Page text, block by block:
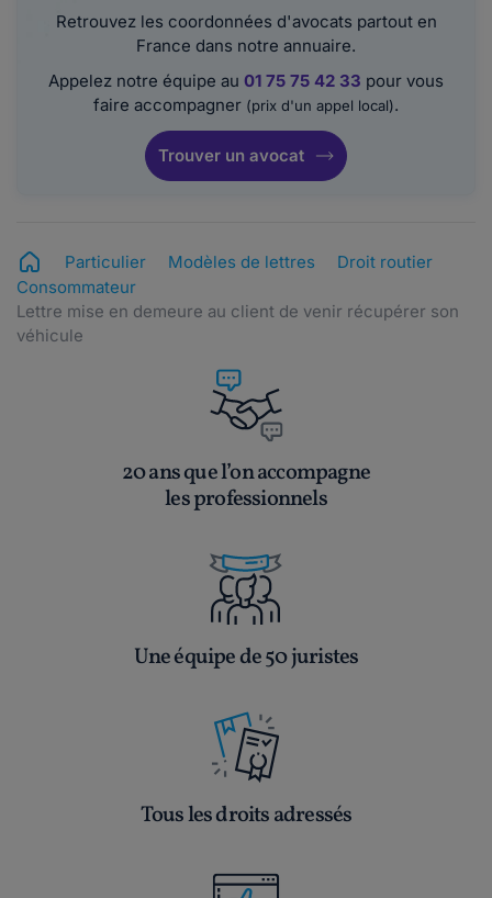
Retrouvez les coordonnées d'avocats partout en
France dans notre annuaire.
Appelez notre équipe au 01 75 75 42 33 pour vous
faire accompagner (prix d'un appel local).
Trouver un avocat
Particulier Modèles de lettres
Droit routier
Consommateur
Lettre mise en demeure au client de venir récupérer son
véhicule
20 ans que l’on accompagne
les professionnels
Une équipe de 50 juristes
Tous les droits adressés